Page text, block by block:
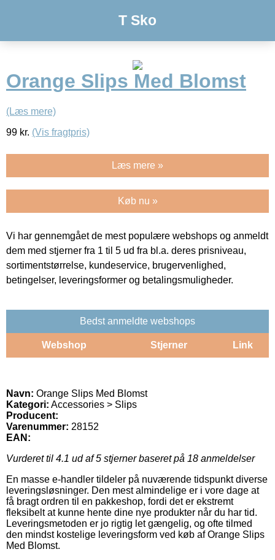
T Sko
Orange Slips Med Blomst
(Læs mere)
99 kr. (Vis fragtpris)
Læs mere »
Køb nu »
Vi har gennemgået de mest populære webshops og anmeldt
dem med stjerner fra 1 til 5 ud fra bl.a. deres prisniveau,
sortimentstørrelse, kundeservice, brugervenlighed,
betingelser, leveringsformer og betalingsmuligheder.
Bedst anmeldte webshops
Webshop Stjerner Link
Navn: Orange Slips Med Blomst
Kategori: Accessories > Slips
Producent:
Varenummer: 28152
EAN:
Vurderet til 4.1 ud af 5 stjerner baseret på 18 anmeldelser
En masse e-handler tildeler på nuværende tidspunkt diverse
leveringsløsninger. Den mest almindelige er i vore dage at
få bragt ordren til en pakkeshop, fordi det er ekstremt
fleksibelt at kunne hente dine nye produkter når du har tid.
Leveringsmetoden er jo rigtig let gængelig, og ofte tilmed
den mindst kostelige leveringsform ved køb af Orange Slips
Med Blomst.